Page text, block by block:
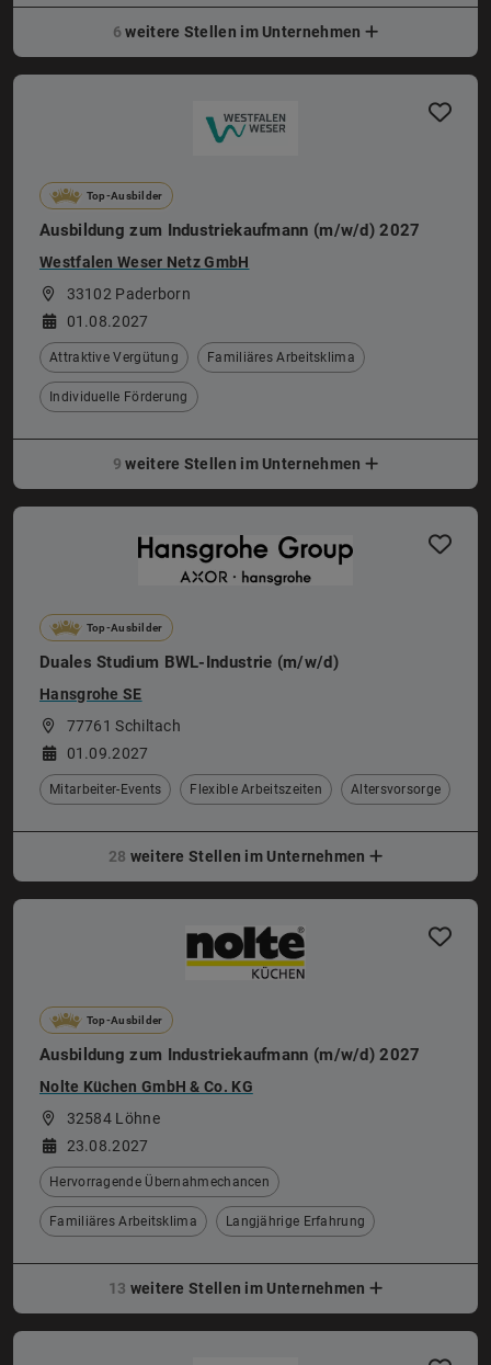
6 weitere Stellen im Unternehmen
Top-Ausbilder
Ausbildung zum Industriekaufmann (m/w/d) 2027
Westfalen Weser Netz GmbH
33102 Paderborn
01.08.2027
Attraktive Vergütung Familiäres Arbeitsklima
Individuelle Förderung
9 weitere Stellen im Unternehmen
Top-Ausbilder
Duales Studium BWL-Industrie (m/w/d)
Hansgrohe SE
77761 Schiltach
01.09.2027
Mitarbeiter-Events Flexible Arbeitszeiten Altersvorsorge
28 weitere Stellen im Unternehmen
Top-Ausbilder
Ausbildung zum Industriekaufmann (m/w/d) 2027
Nolte Küchen GmbH & Co. KG
32584 Löhne
23.08.2027
Hervorragende Übernahmechancen
Familiäres Arbeitsklima Langjährige Erfahrung
13 weitere Stellen im Unternehmen